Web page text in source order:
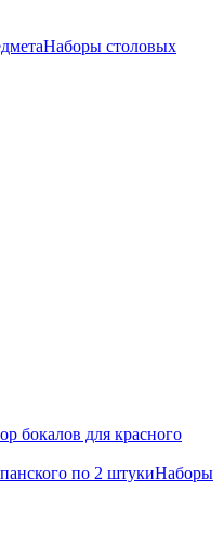
Наборы столовых
бокалов для красного
по 2 штукиНаборы